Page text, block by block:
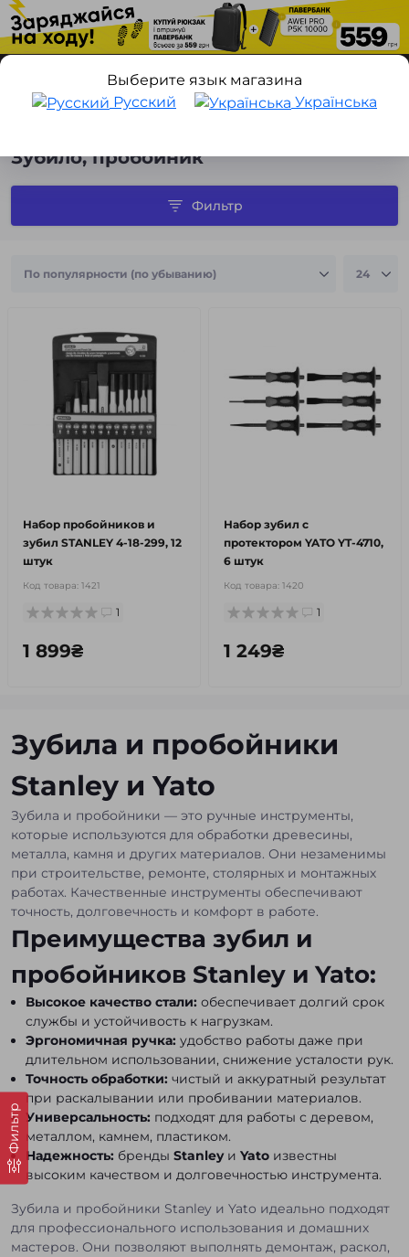
Зубило, пробойник
Выберите язык магазина
Русский
Українська
Фильтр
Фильтр
Набор пробойников и
зубил STANLEY 4-18-299, 12
штук
Код товара: 1421
1
1 899₴
Набор зубил с
протектором YATO YT-4710,
6 штук
Код товара: 1420
1
1 249₴
Зубила и пробойники
Stanley и Yato
Зубила и пробойники — это ручные инструменты,
которые используются для обработки древесины,
металла, камня и других материалов. Они незаменимы
при строительстве, ремонте, столярных и монтажных
работах. Качественные инструменты обеспечивают
точность, долговечность и комфорт в работе.
Преимущества зубил и
пробойников Stanley и Yato:
Высокое качество стали: обеспечивает долгий срок
службы и устойчивость к нагрузкам.
Эргономичная ручка: удобство работы даже при
длительном использовании, снижение усталости рук.
Точность обработки: чистый и аккуратный результат
при раскалывании или пробивании материалов.
Универсальность: подходят для работы с деревом,
металлом, камнем, пластиком.
Надежность: бренды Stanleyи Yato известны
высоким качеством и долговечностью инструмента.
Зубила и пробойники Stanley и Yato идеально подходят
для профессионального использования и домашних
мастеров. Они позволяют выполнять демонтаж, раскол,